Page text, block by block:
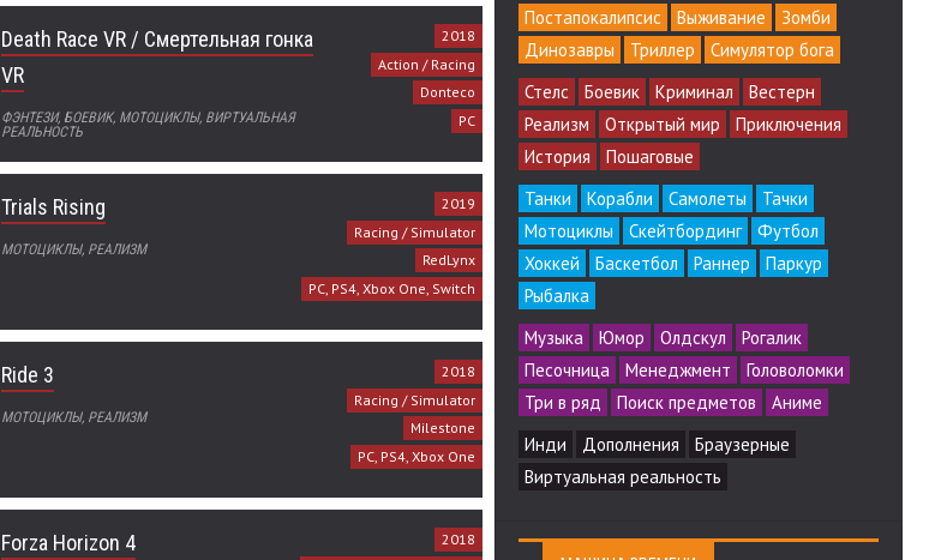
Death Race VR / Смертельная гонка
VR
ФЭНТЕЗИ, БОЕВИК, МОТОЦИКЛЫ, ВИРТУАЛЬНАЯ
РЕАЛЬНОСТЬ
2018
Action / Racing
Donteco
PC
Trials Rising
МОТОЦИКЛЫ, РЕАЛИЗМ
2019
Racing / Simulator
RedLynx
PC, PS4, Xbox One, Switch
Ride 3
МОТОЦИКЛЫ, РЕАЛИЗМ
2018
Racing / Simulator
Milestone
PC, PS4, Xbox One
Forza Horizon 4
2018
Постапокалипсис
Выживание
Зомби
Динозавры
Триллер
Симулятор бога
Стелс
Боевик Криминал
Вестерн
Реализм
Открытый мир
Приключения
История
Пошаговые
Танки
Корабли Самолеты
Тачки
Мотоциклы
Скейтбординг
Футбол
Хоккей
Баскетбол Раннер
Паркур
Рыбалка
Музыка
Юмор Олдскул
Рогалик
Песочница
Менеджмент
Головоломки
Три в ряд
Поиск предметов
Аниме
Инди
Дополнения
Браузерные
Виртуальная реальность